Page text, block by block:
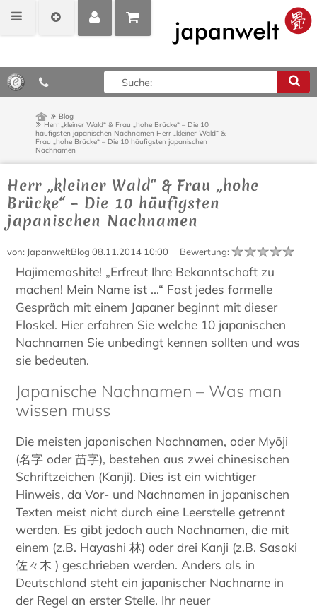
MEIN
POSITIONEN
ANZEIGEN
0,00 €*
Blog
Herr „kleiner Wald“ & Frau „hohe Brücke“ – Die 10
häufigsten japanischen Nachnamen Herr „kleiner Wald“ &
Frau „hohe Brücke“ – Die 10 häufigsten japanischen
Nachnamen
Herr „kleiner Wald“ & Frau „hohe
Brücke“ – Die 10 häufigsten
japanischen Nachnamen
von: JapanweltBlog 08.11.2014 10:00 Bewertung:
Hajimemashite! „Erfreut Ihre Bekanntschaft zu
machen! Mein Name ist ...“ Fast jedes formelle
Gespräch mit einem Japaner beginnt mit dieser
Floskel. Hier erfahren Sie welche 10 japanischen
Nachnamen Sie unbedingt kennen sollten und was
sie bedeuten.
Japanische Nachnamen – Was man
wissen muss
Die meisten japanischen Nachnamen, oder Myōji
(名字 oder 苗字), bestehen aus zwei chinesischen
Schriftzeichen (Kanji). Dies ist ein wichtiger
Hinweis, da Vor- und Nachnamen in japanischen
Texten meist nicht durch eine Leerstelle getrennt
werden. Es gibt jedoch auch Nachnamen, die mit
einem (z.B. Hayashi 林) oder drei Kanji (z.B. Sasaki
佐々木 ) geschrieben werden. Anders als in
Deutschland steht ein japanischer Nachname in
der Regel an erster Stelle. Ihr neuer